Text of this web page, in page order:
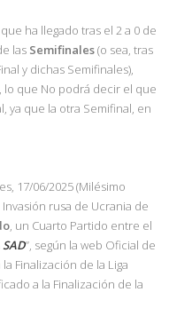
ha llegado tras el 2 a 0 de
las Semifinales(o sea, tras
y dichas Semifinales),
lo que No podrá decir el que
ya que la otra Semifinal, en
17/06/2025 (Milésimo
rusa de Ucrania de
, un Cuarto Partido entre el
SAD”, según la web Oficial de
Finalización de la Liga
a la Finalización de la